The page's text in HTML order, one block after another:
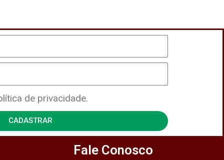
de privacidade.
CADASTRAR
Fale Conosco